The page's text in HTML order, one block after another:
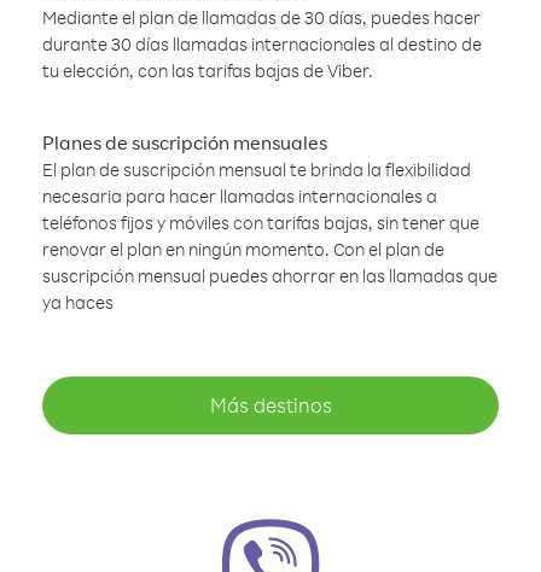
Mediante el plan de llamadas de 30 días, puedes hacer
durante 30 días llamadas internacionales al destino de
tu elección, con las tarifas bajas de Viber.
Planes de suscripción mensuales
El plan de suscripción mensual te brinda la flexibilidad
necesaria para hacer llamadas internacionales a
teléfonos fijos y móviles con tarifas bajas, sin tener que
renovar el plan en ningún momento. Con el plan de
suscripción mensual puedes ahorrar en las llamadas que
ya haces
Más destinos